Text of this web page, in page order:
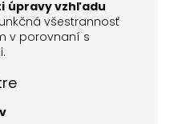
úpravy vzhľadu
všestrannosť
v porovnaní s